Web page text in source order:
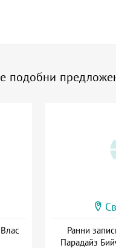
подобни
Ранни
Парадайз